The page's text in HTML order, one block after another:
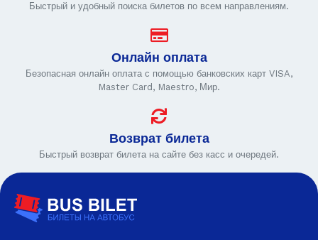
Быстрый и удобный поиска билетов по всем направлениям.
Онлайн оплата
Безопасная онлайн оплата с помощью банковских карт VISA,
Master Card, Maestro, Мир.
Возврат билета
Быстрый возврат билета на сайте без касс и очередей.